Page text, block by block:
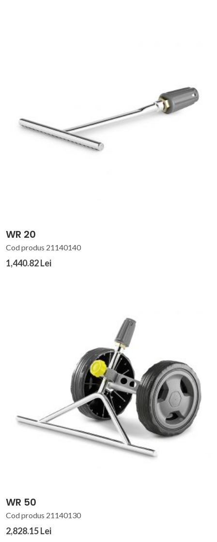
WR 20
Cod produs 21140140
1,440.82 Lei
WR 50
Cod produs 21140130
2,828.15 Lei